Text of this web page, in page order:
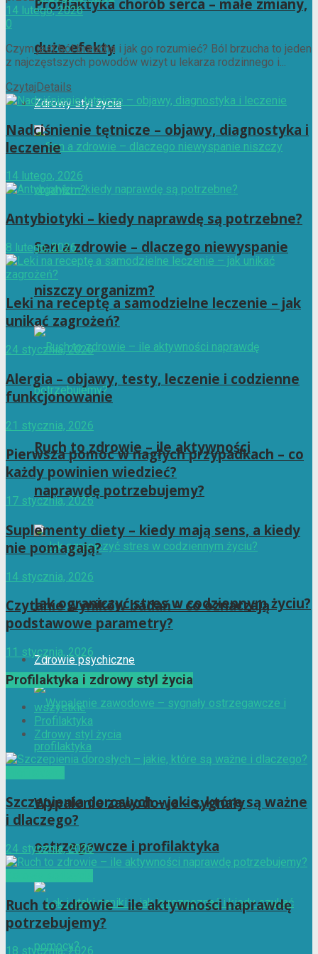
Profilaktyka chorób serca – małe zmiany,
duże efekty
Zdrowy styl życia
Sen a zdrowie – dlaczego niewyspanie
niszczy organizm?
Ruch to zdrowie – ile aktywności
naprawdę potrzebujemy?
Jak ograniczyć stres w codziennym życiu?
Zdrowie psychiczne
Wypalenie zawodowe – sygnały
ostrzegawcze i profilaktyka
14 lutego, 2026
0
Czym jest ból brzucha i jak go rozumieć? Ból brzucha to jeden
z najczęstszych powodów wizyt u lekarza rodzinnego i...
CzytajDetails
Nadciśnienie tętnicze – objawy, diagnostyka i
leczenie
14 lutego, 2026
Antybiotyki – kiedy naprawdę są potrzebne?
8 lutego, 2026
Leki na receptę a samodzielne leczenie – jak
unikać zagrożeń?
24 stycznia, 2026
Alergia – objawy, testy, leczenie i codzienne
funkcjonowanie
21 stycznia, 2026
Pierwsza pomoc w nagłych przypadkach – co
każdy powinien wiedzieć?
17 stycznia, 2026
Suplementy diety – kiedy mają sens, a kiedy
nie pomagają?
14 stycznia, 2026
Czytanie wyników badań – co oznaczają
podstawowe parametry?
11 stycznia, 2026
Profilaktyka i zdrowy styl życia
wszystkie
Profilaktyka
Zdrowy styl życia
Szczepienia dorosłych – jakie, które są ważne
i dlaczego?
24 stycznia, 2026
Ruch to zdrowie – ile aktywności naprawdę
potrzebujemy?
18 stycznia, 2026